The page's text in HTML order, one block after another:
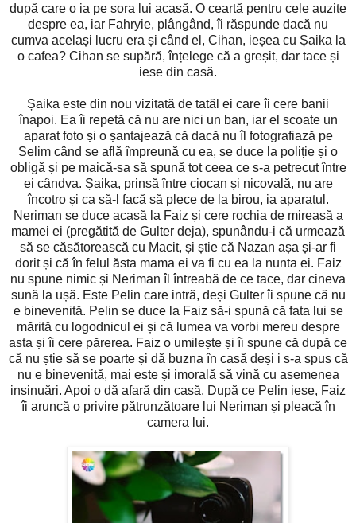
după care o ia pe sora lui acasă. O ceartă pentru cele auzite
despre ea, iar Fahryie, plângând, îi răspunde dacă nu
cumva același lucru era și când el, Cihan, ieșea cu Șaika la
o cafea? Cihan se supără, înțelege că a greșit, dar tace și
iese din casă.
Șaika este din nou vizitată de tatăl ei care îi cere banii
înapoi. Ea îi repetă că nu are nici un ban, iar el scoate un
aparat foto și o șantajează că dacă nu îl fotografiază pe
Selim când se află împreună cu ea, se duce la poliție și o
obligă și pe maică-sa să spună tot ceea ce s-a petrecut între
ei cândva. Șaika, prinsă între ciocan și nicovală, nu are
încotro și ca să-l facă să plece de la birou, ia aparatul.
Neriman se duce acasă la Faiz și cere rochia de mireasă a
mamei ei (pregătită de Gulter deja), spunându-i că urmează
să se căsătorească cu Macit, și știe că Nazan așa și-ar fi
dorit și că în felul ăsta mama ei va fi cu ea la nunta ei. Faiz
nu spune nimic și Neriman îl întreabă de ce tace, dar cineva
sună la ușă. Este Pelin care intră, deși Gulter îi spune că nu
e binevenită. Pelin se duce la Faiz să-i spună că fata lui se
mărită cu logodnicul ei și că lumea va vorbi mereu despre
asta și îi cere părerea. Faiz o umilește și îi spune că după ce
că nu știe să se poarte și dă buzna în casă deși i s-a spus că
nu e binevenită, mai este și imorală să vină cu asemenea
insinuări. Apoi o dă afară din casă. După ce Pelin iese, Faiz
îi aruncă o privire pătrunzătoare lui Neriman și pleacă în
camera lui.